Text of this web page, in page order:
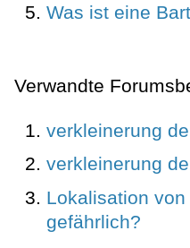
Was ist eine
Verwandte
verkleinerung
verkleinerung
Lokalisation
gefährlich?